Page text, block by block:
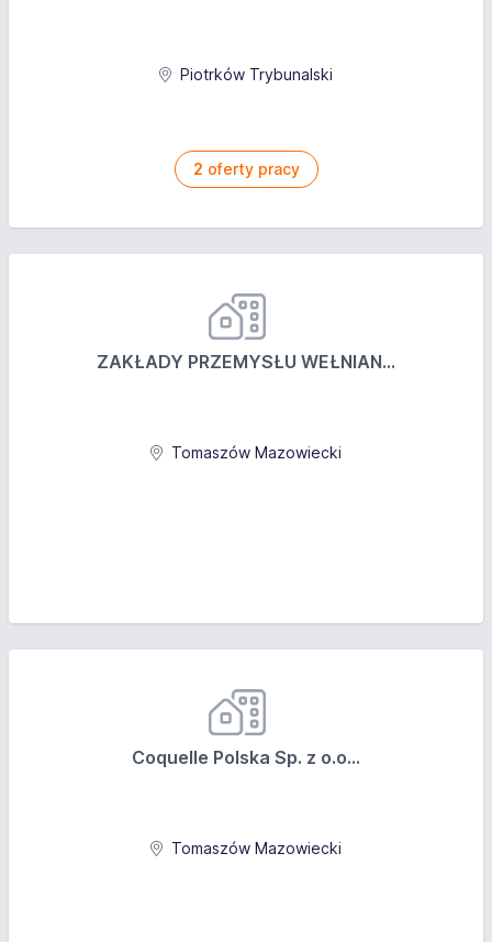
Piotrków Trybunalski
2 oferty pracy
ZAKŁADY PRZEMYSŁU WEŁNIAN...
Tomaszów Mazowiecki
Coquelle Polska Sp. z o.o...
Tomaszów Mazowiecki